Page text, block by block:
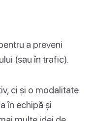
a preveni
(sau în trafic).
ci și o modalitate
în echipă și